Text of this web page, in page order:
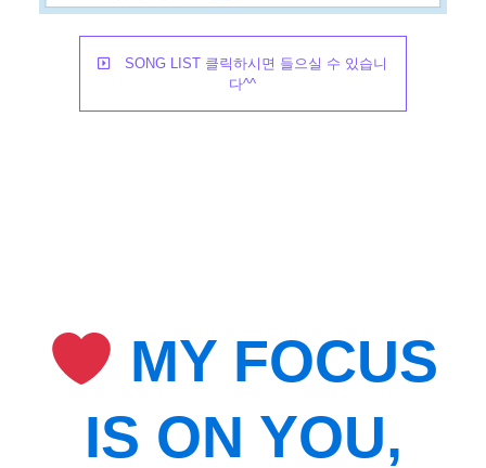
SONG LIST 클릭하시면 들으실 수 있습니
다^^
MY FOCUS
IS ON YOU,